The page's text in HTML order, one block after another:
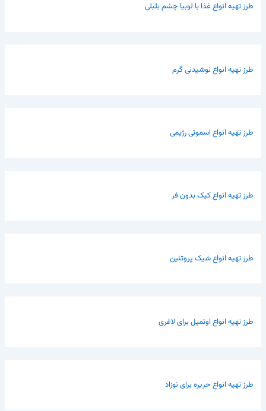
طرز تهیه انواع غذا با لوبیا چشم بلبلی
طرز تهیه انواع نوشیدنی گرم
طرز تهیه انواع اسموتی رژیمی
طرز تهیه انواع کیک بدون فر
طرز تهیه انواع شیک پروتئین
طرز تهیه انواع اوتمیل برای لاغری
طرز تهیه انواع حریره برای نوزاد